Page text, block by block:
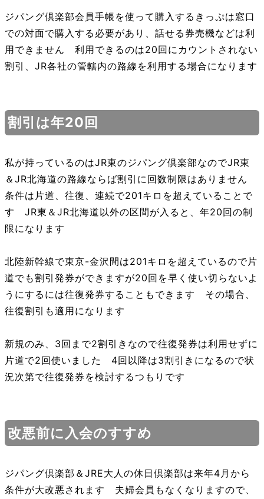
ジパング倶楽部会員手帳を使って購入するきっぷは窓口
での対面で購入する必要があり、話せる券売機などは利
用できません 利用できるのは20回にカウントされない
割引、JR各社の管轄内の路線を利用する場合になります
割引は年20回
私が持っているのはJR東のジパング倶楽部なのでJR東
＆JR北海道の路線ならば割引に回数制限はありません
条件は片道、往復、連続で201キロを超えていることで
す JR東＆JR北海道以外の区間が入ると、年20回の制
限になります
北陸新幹線で東京-金沢間は201キロを超えているので片
道でも割引発券ができますが20回を早く使い切らないよ
うにするには往復発券することもできます その場合、
往復割引も適用になります
新規のみ、3回まで2割引きなので往復発券は利用せずに
片道で2回使いました 4回以降は3割引きになるので状
況次第で往復発券を検討するつもりです
改悪前に入会のすすめ
ジパング倶楽部＆JRE大人の休日倶楽部は来年4月から
条件が大改悪されます 夫婦会員もなくなりますので、